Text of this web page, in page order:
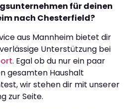
für deinen
nach Chesterfield?
aus Mannheim bietet dir
Unterstützung bei
. Egal ob du nur ein paar
gesamten Haushalt
wir stehen dir mit unserer
zur Seite.